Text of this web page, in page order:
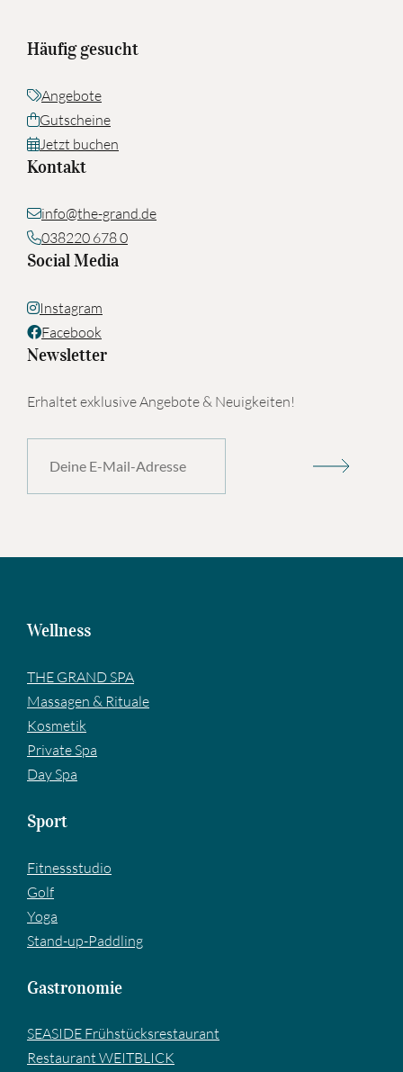
Häufig gesucht
Angebote
Gutscheine
Jetzt buchen
Kontakt
info@the-grand.de
038220 678 0
Social Media
Instagram
Facebook
Newsletter
Erhaltet exklusive Angebote & Neuigkeiten!
Wellness
THE GRAND SPA
Massagen & Rituale
Kosmetik
Private Spa
Day Spa
Sport
Fitnessstudio
Golf
Yoga
Stand-up-Paddling
Gastronomie
SEASIDE Frühstücksrestaurant
Restaurant WEITBLICK